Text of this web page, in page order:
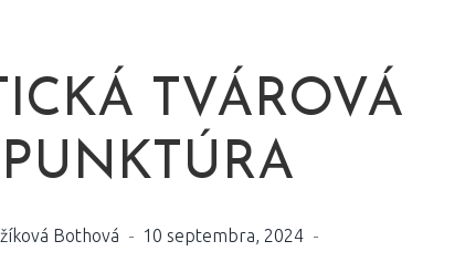
TVÁROVÁ
Bothová 10 septembra, 2024